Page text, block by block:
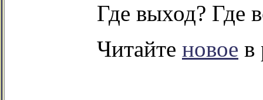
Где выход? Где
Читайте новое в